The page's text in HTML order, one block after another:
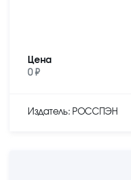
Цена
0 ₽
Издатель: РОССПЭН